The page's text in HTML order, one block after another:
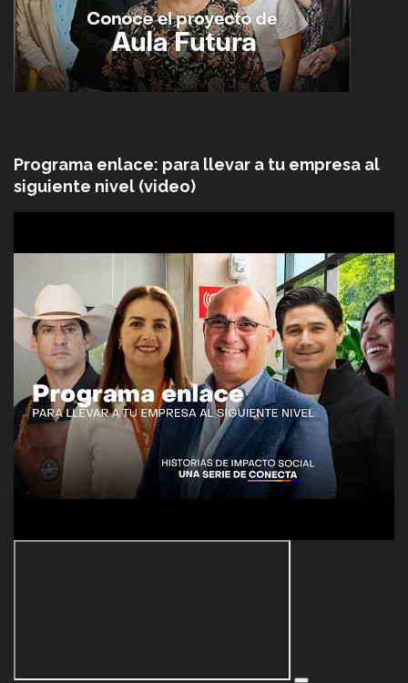
Programa enlace: para llevar a tu empresa al
siguiente nivel (video)